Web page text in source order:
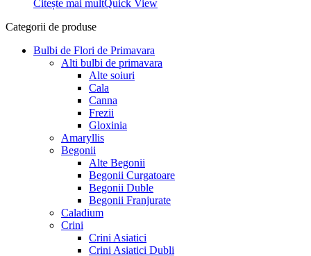
17,99 lei.
Citește mai multQuick View
Categorii de produse
Bulbi de Flori de Primavara
Alti bulbi de primavara
Alte soiuri
Cala
Canna
Frezii
Gloxinia
Amaryllis
Begonii
Alte Begonii
Begonii Curgatoare
Begonii Duble
Begonii Franjurate
Caladium
Crini
Crini Asiatici
Crini Asiatici Dubli